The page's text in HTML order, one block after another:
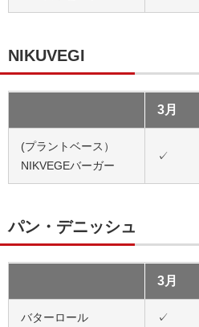
NIKUVEGI
3月
(プラントベース）
NIKVEGEバーガー
✓
パン・デニッシュ
3月
バターロール ✓